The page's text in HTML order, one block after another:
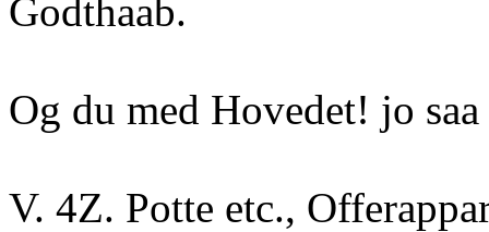
Godthaab.
Og du med Hovedet! jo
V. 4Z. Potte etc.,